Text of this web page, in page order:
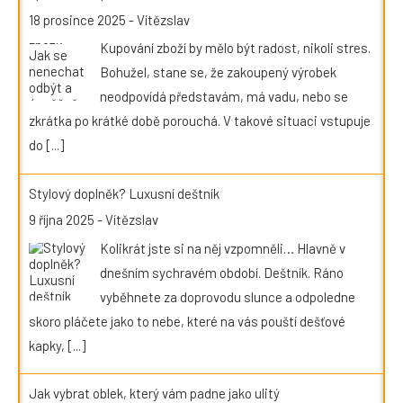
18 prosince 2025 -Vítězslav
Kupování zboží by mělo být radost, nikoli stres.
Bohužel, stane se, že zakoupený výrobek
neodpovídá představám, má vadu, nebo se
zkrátka po krátké době porouchá. V takové situaci vstupuje
do [...]
Stylový doplněk? Luxusní deštník
9 října 2025 -Vítězslav
Kolikrát jste si na něj vzpomněli… Hlavně v
dnešním sychravém období. Deštník. Ráno
vyběhnete za doprovodu slunce a odpoledne
skoro pláčete jako to nebe, které na vás pouští dešťové
kapky, [...]
Jak vybrat oblek, který vám padne jako ulitý